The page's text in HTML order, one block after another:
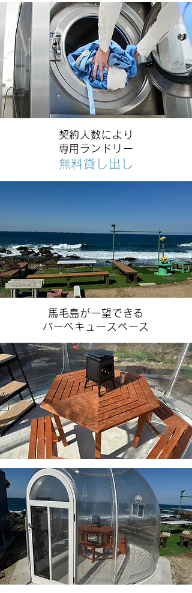
契約人数により
専用ランドリー
​無料貸し出し
馬毛島が一望できる
バーベキュースペース